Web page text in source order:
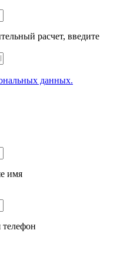
расчет, введите
данных.
имя